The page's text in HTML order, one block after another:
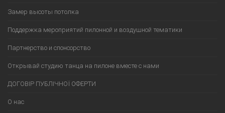
Замер высоты потолка
Поддержка мероприятий пилонной и воздушной тематики
Партнерство и спонсорство
Открывай студию танца на пилоне вместе с нами
ДОГОВІР ПУБЛІЧНОЇ ОФЕРТИ
О нас